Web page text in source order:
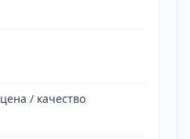
/ качество